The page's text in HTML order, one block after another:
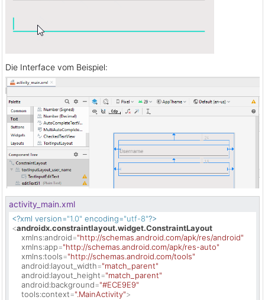
Die Interface vom Beispiel:
activity_main.xml
<?xml version="1.0" encoding="utf-8"?>
<androidx.constraintlayout.widget.ConstraintLayout
xmlns:android="http://schemas.android.com/apk/res/android"
xmlns:app="http://schemas.android.com/apk/res-auto"
xmlns:tools="http://schemas.android.com/tools"
android:layout_width="match_parent"
android:layout_height="match_parent"
android:background="#ECE9E9"
tools:context=".MainActivity">